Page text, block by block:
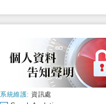
系統維護: 資訊處